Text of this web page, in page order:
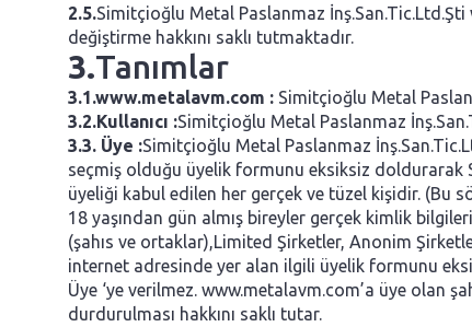
2.5.Simitçioğlu Metal Paslanmaz
değiştirme hakkını saklı tutmaktadır.
3.Tanımlar
3.1.www.metalavm.com : Simitçioğlu Metal
3.2.Kullanıcı :Simitçioğlu Metal Paslanmaz
3.3. Üye :Simitçioğlu Metal Paslanmaz
seçmiş olduğu üyelik formunu eksiksiz doldurarak
üyeliği kabul edilen her gerçek ve tüzel kişidir. (Bu
18 yaşından gün almış bireyler gerçek kimlik
(şahıs ve ortaklar),Limited Şirketler, Anonim
internet adresinde yer alan ilgili üyelik formunu
Üye ‘ye verilmez. www.metalavm.com’a üye olan
durdurulması hakkını saklı tutar.